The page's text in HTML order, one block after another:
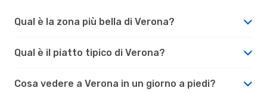
Qual è la zona più bella di Verona?
Qual è il piatto tipico di Verona?
Cosa vedere a Verona in un giorno a piedi?